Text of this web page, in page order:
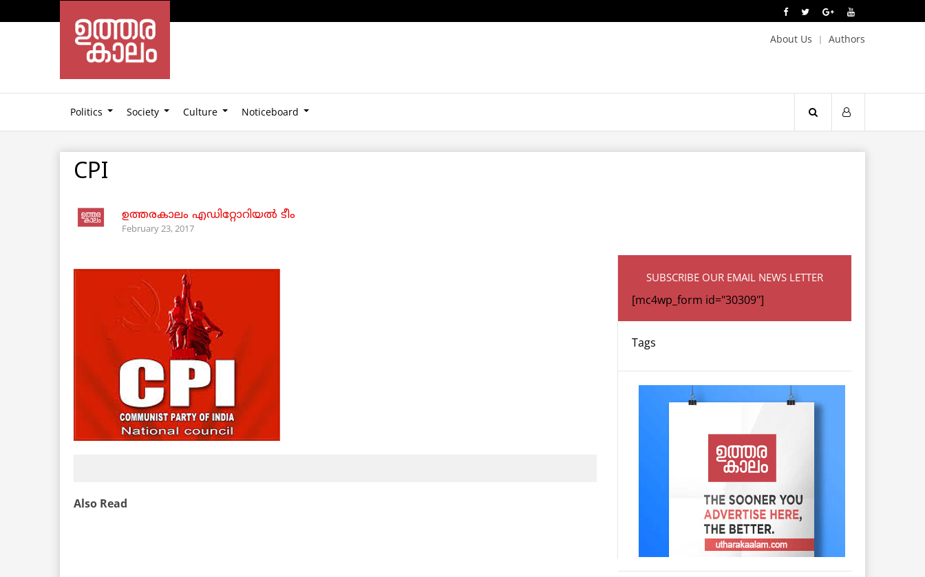
About Us Authors
Politics Society Culture Noticeboard
CPI
ഉത്തരകാലം എഡിറ്റോറിയല്‍ ടീം
February 23, 2017
Also Read
SUBSCRIBE OUR EMAIL NEWS LETTER
[mc4wp_form id="30309"]
Tags